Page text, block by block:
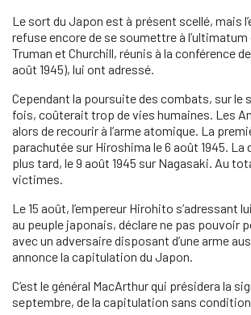
Le sort du Japon est à présent scellé, mais
refuse encore de se soumettre à l’ultimatum
Truman et Churchill, réunis à la conférence
août 1945), lui ont adressé.
Cependant la poursuite des combats, sur le
fois, coûterait trop de vies humaines. Les
alors de recourir à l’arme atomique. La
parachutée sur Hiroshima le 6 août 1945. La
plus tard, le 9 août 1945 sur Nagasaki. Au
victimes.
Le 15 août, l’empereur Hirohito s’adressant
au peuple japonais, déclare ne pas pouvoir
avec un adversaire disposant d’une arme
annonce la capitulation du Japon.
C’est le général MacArthur qui présidera la
septembre, de la capitulation sans condition